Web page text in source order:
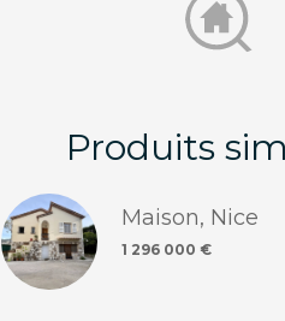
Produits
Maison, Nice
1 296 000 €